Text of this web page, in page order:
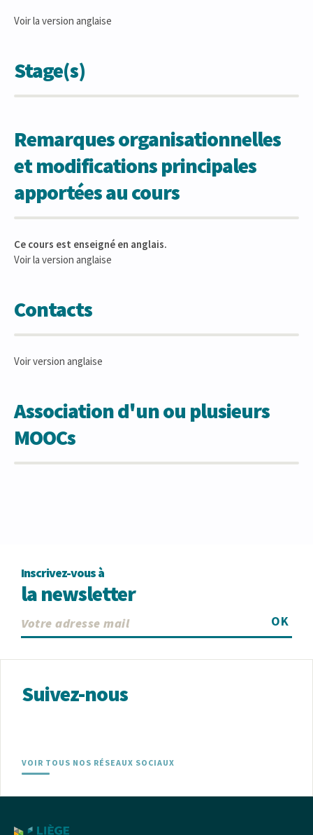
Voir la version anglaise
Stage(s)
Remarques organisationnelles
et modifications principales
apportées au cours
Ce cours est enseigné en anglais.
Voir la version anglaise
Contacts
Voir version anglaise
Association d'un ou plusieurs
MOOCs
Inscrivez-vous à
la newsletter
OK
Suivez-nous
VOIR TOUS NOS RÉSEAUX SOCIAUX